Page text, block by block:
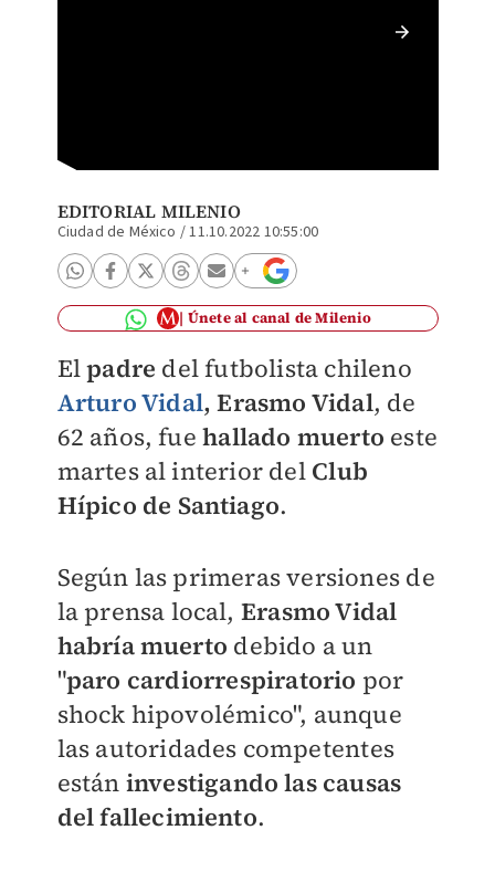
EDITORIAL MILENIO
Ciudad de México /11.10.2022 10:55:00
Únete al canal de Milenio
Elpadre del futbolista chileno
Arturo Vidal, Erasmo Vidal, de
62 años, fuehallado muerto este
martes al interior del Club
Hípico de Santiago.
Según las primeras versiones de
la prensa local, Erasmo Vidal
habría muerto debido a un
"paro cardiorrespiratorio por
shock hipovolémico", aunque
las autoridades competentes
están investigando las causas
del fallecimiento.